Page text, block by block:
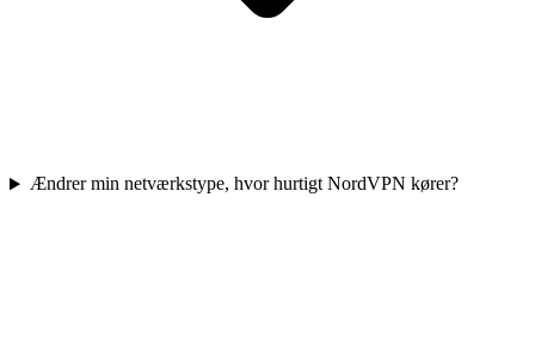
Ændrer min netværkstype, hvor hurtigt NordVPN kører?